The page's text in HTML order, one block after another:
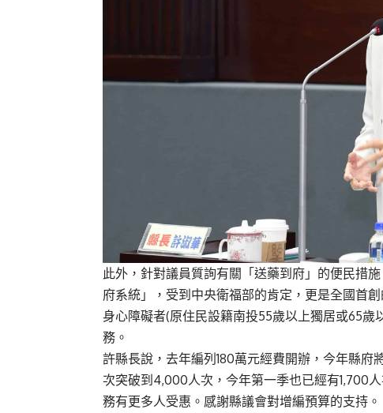
此外，針對議員質詢有關「送藥到府」的便民措
府系統」，受到中央衛福部的肯定，更是全國首
身心障礙者(原住民設籍南投55歲以上獨居或65
務。
許縣長說，去年編列180萬元經費開辦，今年縣
次突破到4,000人次，今年第一季也已經有1,700
務有更多人受惠。感謝縣議會對增編預算的支持。